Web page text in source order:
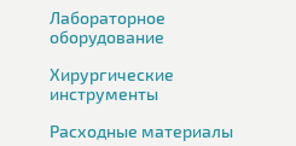
Лабораторное
оборудование
Хирургические
инструменты
Расходные материалы